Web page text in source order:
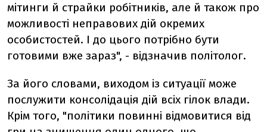
мітинги й страйки робітників, але й також про
можливості неправових дій окремих
особистостей. І до цього потрібно бути
готовими вже зараз", - відзначив політолог.
За його словами, виходом із ситуації може
послужити консолідація дій всіх гілок влади.
Крім того, "політики повинні відмовитися від